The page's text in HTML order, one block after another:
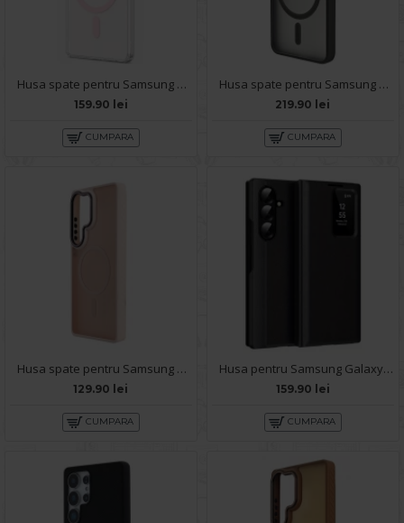
Husa spate pentru Samsung Galaxy S25 Ultra Berlia Sheen Magsafe - Transparent/Roz
159.90 lei
CUMPARA
Husa spate pentru Samsung Galaxy S25 Ultra Berlia Matte Magsafe - Semitransparent/Gri
219.90 lei
CUMPARA
Husa spate pentru Samsung Galaxy S25 Ultra Matte Case Magsafe - Semitransparent/Roz
129.90 lei
CUMPARA
Husa pentru Samsung Galaxy S25 Ultra Smart S-View - Negru
159.90 lei
CUMPARA